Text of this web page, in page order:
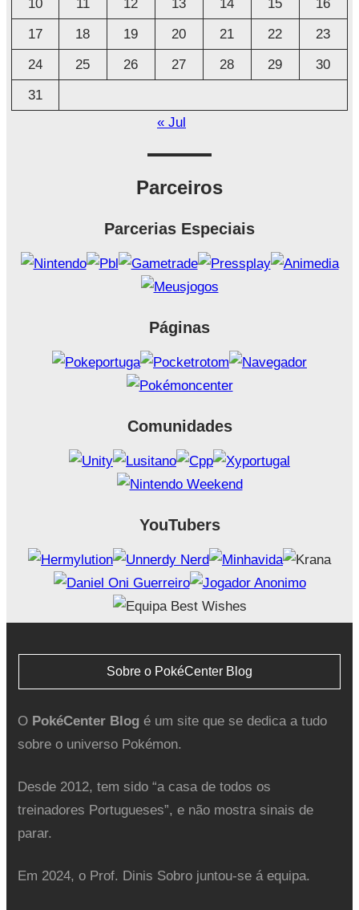
10
11 12 13 14 15
16
17
18 19 20 21 22
23
24
25 26 27 28 29
30
31
« Jul
Parceiros
Parcerias Especiais
Páginas
Comunidades
YouTubers
Sobre o PokéCenter Blog
O PokéCenter Blogé um site que se dedica a tudo
sobre o universo Pokémon.
Desde 2012, tem sido “a casa de todos os
treinadores Portugueses”, e não mostra sinais de
parar.
Em 2024, o Prof. Dinis Sobro juntou-se á equipa.